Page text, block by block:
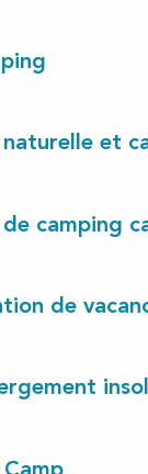
et
camping
de